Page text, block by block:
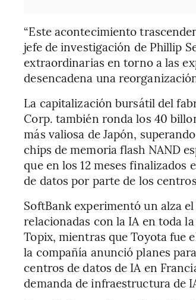
“Este acontecimiento
jefe de investigación de Phillip
extraordinarias en torno a las
desencadena una
La capitalización bursátil del
Corp. también ronda los 40
más valiosa de Japón,
chips de memoria flash NAND
que en los 12 meses finalizados
de datos por parte de los
SoftBank experimentó un alza
relacionadas con la IA en toda
Topix, mientras que Toyota fue
la compañía anunció planes
centros de datos de IA en
demanda de infraestructura de